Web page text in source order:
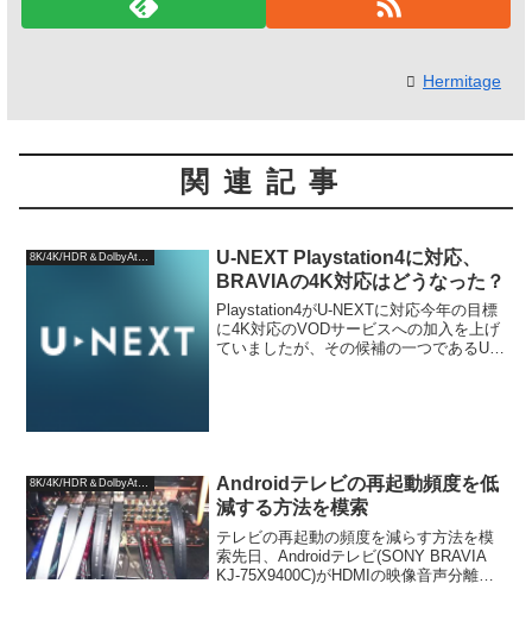
Hermitage
関連記事
U-NEXT Playstation4に対応、
BRAVIAの4K対応はどうなった？
Playstation4がU-NEXTに対応今年の目標
に4K対応のVODサービスへの加入を上げ
ていましたが、その候補の一つであるU-
8K/4K/HDR＆DolbyAtmos
Androidテレビの再起動頻度を低
減する方法を模索
テレビの再起動の頻度を減らす方法を模
索先日、Androidテレビ(SONY BRAVIA
KJ-75X9400C)がHDMIの映像音声分離出